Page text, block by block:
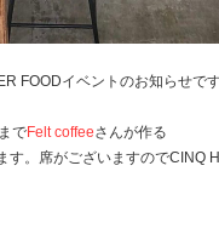
FOODイベントのお知らせで
でFelt coffeeさんが作る
す。席がございますのでCINQ